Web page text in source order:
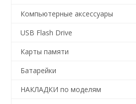
Компьютерные аксессуары
USB Flash Drive
Карты памяти
Батарейки
НАКЛАДКИ по моделям